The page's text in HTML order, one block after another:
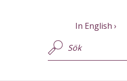
In English